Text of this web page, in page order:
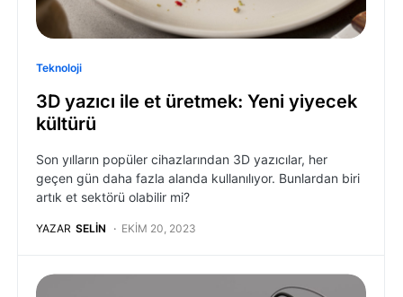
Teknoloji
3D yazıcı ile et üretmek: Yeni yiyecek
kültürü
Son yılların popüler cihazlarından 3D yazıcılar, her
geçen gün daha fazla alanda kullanılıyor. Bunlardan biri
artık et sektörü olabilir mi?
YAZAR SELIN EKIM 20, 2023